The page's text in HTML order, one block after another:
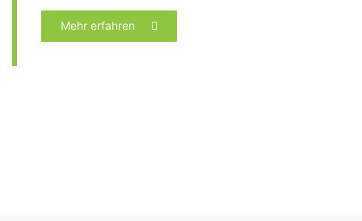
Mehr erfahren